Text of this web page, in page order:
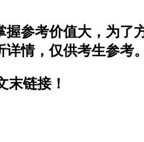
参考价值大，为了
情，仅供考生参考。
末链接！